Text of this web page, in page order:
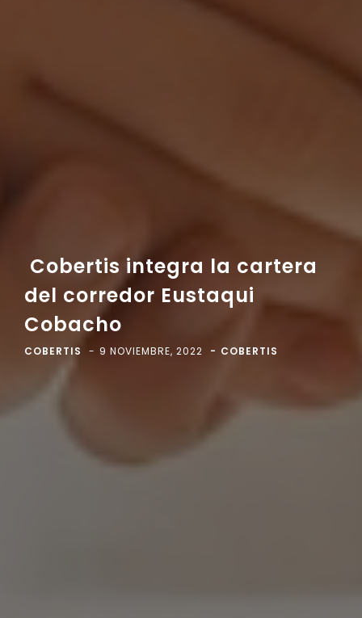
Cobertis integra la cartera
del corredor Eustaqui
Cobacho
COBERTIS 9 NOVIEMBRE, 2022 COBERTIS